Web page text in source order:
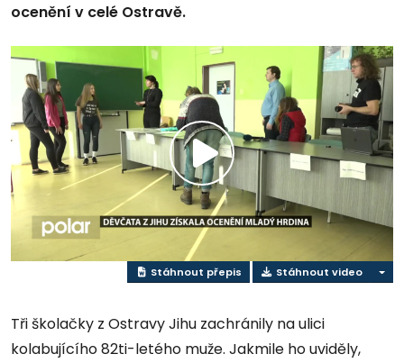
ocenění v celé Ostravě.
Přehrát
video
Stáhnout přepis Stáhnout video
Tři školačky z Ostravy Jihu zachránily na ulici
kolabujícího 82ti-letého muže. Jakmile ho uviděly,